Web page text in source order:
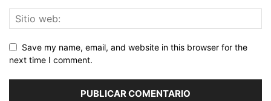
Save my name, email, and website in this browser for the
next time I comment.